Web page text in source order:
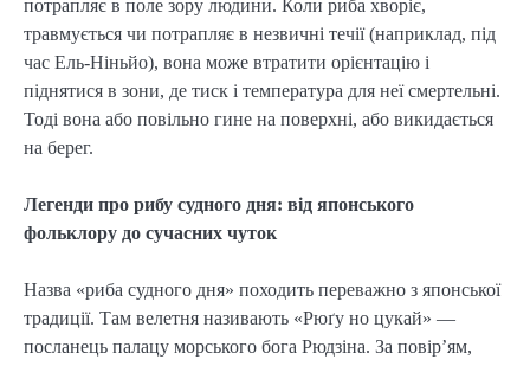
потрапляє в поле зору людини. Коли риба хворіє,
травмується чи потрапляє в незвичні течії (наприклад, під
час Ель-Ніньйо), вона може втратити орієнтацію і
піднятися в зони, де тиск і температура для неї смертельні.
Тоді вона або повільно гине на поверхні, або викидається
на берег.
Легенди про рибу судного дня: від японського
фольклору до сучасних чуток
Назва «риба судного дня» походить переважно з японської
традиції. Там велетня називають «Рюґу но цукай» —
посланець палацу морського бога Рюдзіна. За повір’ям,